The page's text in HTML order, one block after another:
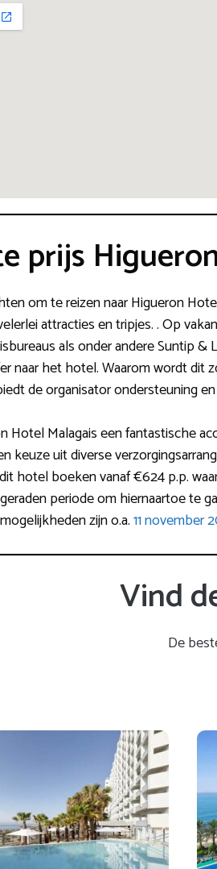
prijs
om te reizen naar Higueron
attracties en tripjes. . Op
als onder andere Suntip
naar het hotel. Waarom wordt dit
de organisator ondersteuning
Hotel Malagais een fantastische
keuze uit diverse
hotel boeken vanaf €624 p.p.
periode om hiernaartoe te
zijn o.a.11 november
Vind
De